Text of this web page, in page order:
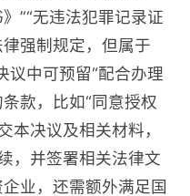
”“无违法犯罪记录证
强制规定，但属于
议中可预留“配合办理
款，比如“同意授权
本决议及相关材料，
，并签署相关法律文
业，还需额外满足国